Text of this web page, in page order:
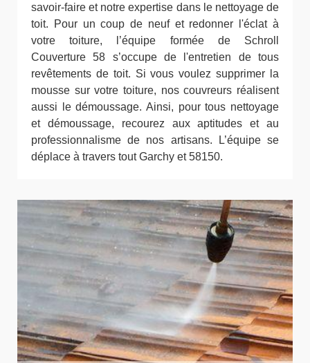
savoir-faire et notre expertise dans le nettoyage de
toit. Pour un coup de neuf et redonner l'éclat à
votre toiture, l’équipe formée de Schroll
Couverture 58 s’occupe de l'entretien de tous
revêtements de toit. Si vous voulez supprimer la
mousse sur votre toiture, nos couvreurs réalisent
aussi le démoussage. Ainsi, pour tous nettoyage
et démoussage, recourez aux aptitudes et au
professionnalisme de nos artisans. L’équipe se
déplace à travers tout Garchy et 58150.